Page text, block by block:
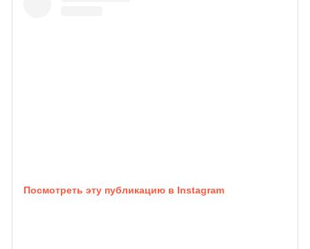
Посмотреть эту публикацию в Instagram